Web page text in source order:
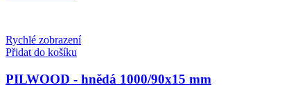
Rychlé zobrazení
Přidat do košíku
PILWOOD - hnědá 1000/90x15 mm